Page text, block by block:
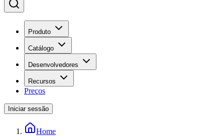
Produto
Catálogo
Desenvolvedores
Recursos
Preços
Iniciar sessão
Home